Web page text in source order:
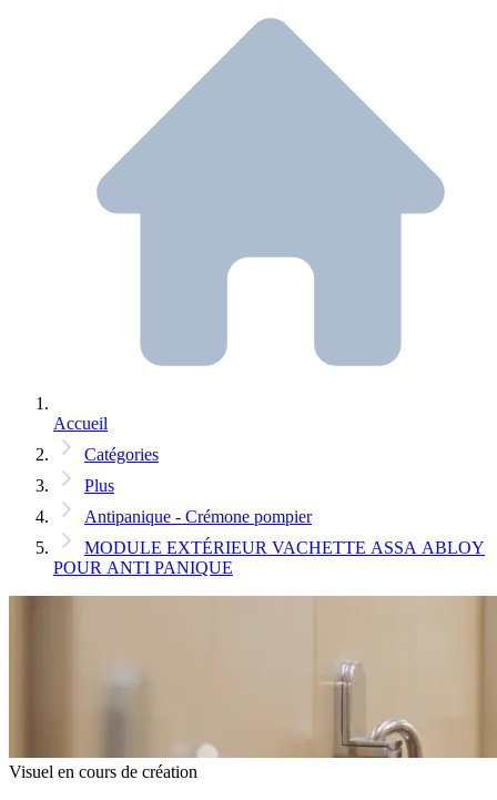
Accueil
Catégories
Plus
Antipanique - Crémone pompier
MODULE EXTÉRIEUR VACHETTE ASSA ABLOY
POUR ANTI PANIQUE
Visuel en cours de création